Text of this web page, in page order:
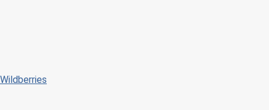
Wildberries